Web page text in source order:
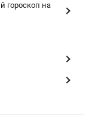
гороскоп на